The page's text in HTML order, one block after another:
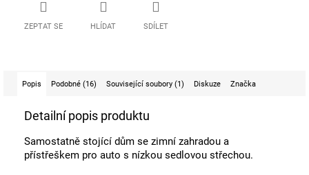
ZEPTAT SE HLÍDAT SDÍLET
Popis Podobné (16) Související soubory (1) Diskuze Značka
Detailní popis produktu
Samostatně stojící dům se zimní zahradou a
přístřeškem pro auto s nízkou sedlovou střechou.